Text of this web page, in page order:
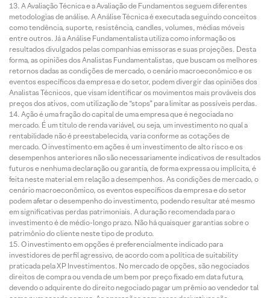
A Avaliação Técnica e a Avaliação de Fundamentos seguem diferentes
metodologias de análise. A Análise Técnica é executada seguindo conceitos
como tendência, suporte, resistência, candles, volumes, médias móveis
entre outros. Já a Análise Fundamentalista utiliza como informação os
resultados divulgados pelas companhias emissoras e suas projeções. Desta
forma, as opiniões dos Analistas Fundamentalistas, que buscam os melhores
retornos dadas as condições de mercado, o cenário macroeconômico e os
eventos específicos da empresa e do setor, podem divergir das opiniões dos
Analistas Técnicos, que visam identificar os movimentos mais prováveis dos
preços dos ativos, com utilização de “stops” para limitar as possíveis perdas.
Ação é uma fração do capital de uma empresa que é negociada no
mercado. É um título de renda variável, ou seja, um investimento no qual a
rentabilidade não é preestabelecida, varia conforme as cotações de
mercado. O investimento em ações é um investimento de alto risco e os
desempenhos anteriores não são necessariamente indicativos de resultados
futuros e nenhuma declaração ou garantia, de forma expressa ou implícita, é
feita neste material em relação a desempenhos. As condições de mercado, o
cenário macroeconômico, os eventos específicos da empresa e do setor
podem afetar o desempenho do investimento, podendo resultar até mesmo
em significativas perdas patrimoniais. A duração recomendada para o
investimento é de médio-longo prazo. Não há quaisquer garantias sobre o
patrimônio do cliente neste tipo de produto.
O investimento em opções é preferencialmente indicado para
investidores de perfil agressivo, de acordo com a política de suitability
praticada pela XP Investimentos. No mercado de opções, são negociados
direitos de compra ou venda de um bem por preço fixado em data futura,
devendo o adquirente do direito negociado pagar um prêmio ao vendedor tal